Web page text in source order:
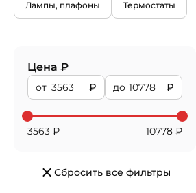
Лампы, плафоны Термостаты
Цена ₽
от ₽ до ₽
3563 ₽ 10778 ₽
Сбросить все фильтры